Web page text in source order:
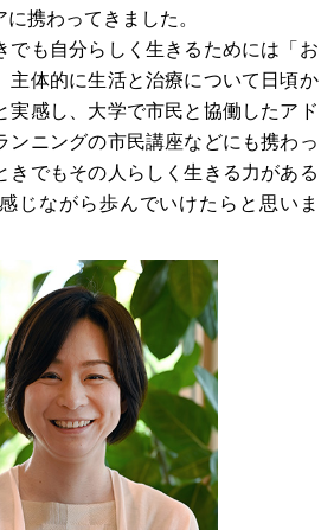
携わってきました。
でも自分らしく生きるためには「お
主体的に生活と治療について日頃か
実感し、大学で市民と協働したアド
ンニングの市民講座などにも携わっ
きでもその人らしく生きる力がある
じながら歩んでいけたらと思いま